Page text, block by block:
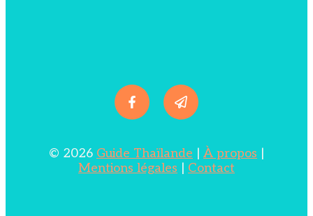
© 2026 Guide Thaïlande | À propos |
Mentions légales | Contact